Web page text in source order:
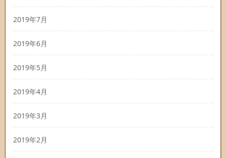
2019年7月
2019年6月
2019年5月
2019年4月
2019年3月
2019年2月